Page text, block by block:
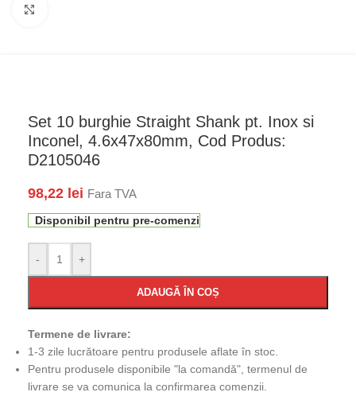
Set 10 burghie Straight Shank pt. Inox si
Inconel, 4.6x47x80mm, Cod Produs:
D2105046
98,22 lei Fara TVA
Disponibil pentru pre-comenzi
- +
ADAUGĂ ÎN COȘ
Termene de livrare:
1-3 zile lucrătoare pentru produsele aflate în stoc.
Pentru produsele disponibile "la comandă", termenul de
livrare se va comunica la confirmarea comenzii.